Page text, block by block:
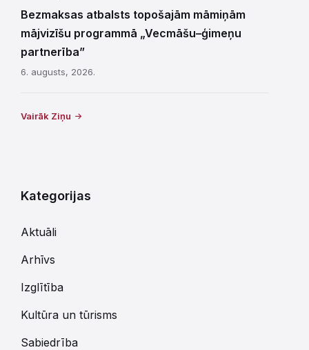
Bezmaksas atbalsts topošajām māmiņām
mājvizīšu programmā „Vecmāšu–ģimeņu
partnerība”
6. augusts, 2026.
Vairāk Ziņu
Kategorijas
Aktuāli
Arhīvs
Izglītība
Kultūra un tūrisms
Sabiedrība